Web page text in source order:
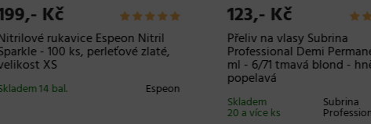
Kč
rukavice Espeon Nitril
- 100 ks, perleťové zlaté,
XS
Espeon
14 bal.
123,- Kč
Přeliv na vlasy Subrina
Professional Demi
ml - 6/71 tmavá blond -
popelavá
Subrina
Skladem
20 a více ks